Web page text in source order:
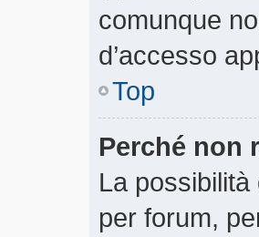
comunque
d’accesso
Top
Perché non
La
per forum,